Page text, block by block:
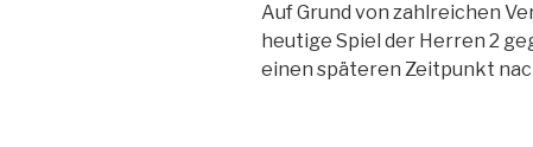
Auf Grund von zahlreichen
heutige Spiel der Herren 2
einen späteren Zeitpunkt